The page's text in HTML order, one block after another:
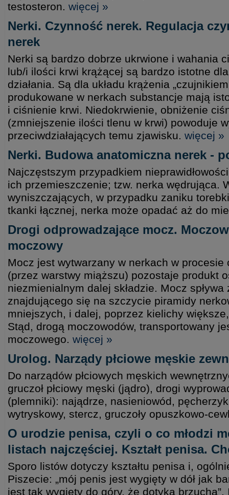
testosteron. więcej »
Nerki. Czynność nerek. Regulacja
nerek
Nerki są bardzo dobrze ukrwione i wahania
lub/i ilości krwi krążącej są bardzo istotne
działania. Są dla układu krążenia
produkowane w nerkach substancje mają
i ciśnienie krwi. Niedokrwienie, obniżenie
(zmniejszenie ilości tlenu w krwi) powoduje
przeciwdziałających temu zjawisku. więcej »
Nerki. Budowa anatomiczna nerek -
Najczęstszym przypadkiem
ich przemieszczenie; tzw. nerka wędrująca.
wyniszczających, w przypadku zaniku
tkanki łącznej, nerka może opadać aż do
Drogi odprowadzające mocz.
moczowy
Mocz jest wytwarzany w nerkach w procesie
(przez warstwy miąższu) pozostaje produkt
niezmienialnym dalej składzie. Mocz
znajdującego się na szczycie piramidy
mniejszych, i dalej, poprzez kielichy
Stąd, drogą moczowodów, transportowany
moczowego. więcej »
Urolog. Narządy płciowe męskie
Do narządów płciowych męskich
gruczoł płciowy męski (jądro), drogi
(plemniki): najądrze, nasieniowód,
wytryskowy, stercz, gruczoły opuszkowo-
O urodzie penisa, czyli o co młodzi
listach najczęściej. Kształt penisa.
Sporo listów dotyczy kształtu penisa i,
Piszecie: „mój penis jest wygięty w dół jak
jest tak wygięty do góry, że dotyka